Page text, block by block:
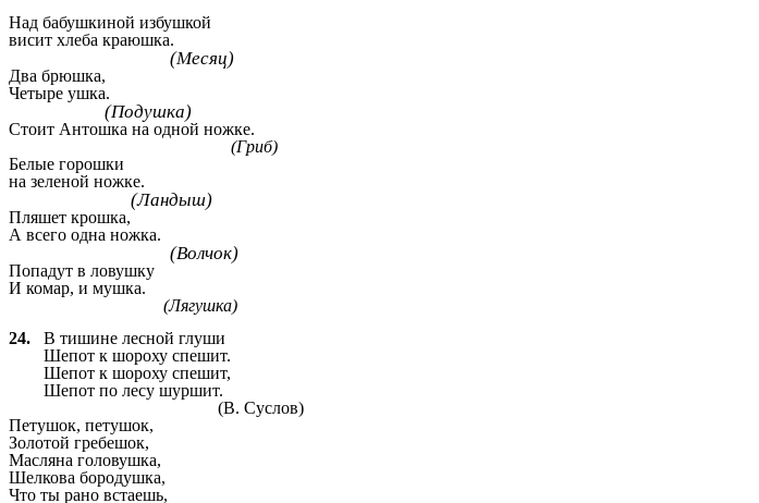
Над бабушкиной избушкой
висит хлеба краюшка.
(Месяц)
Два брюшка,
Четыре ушка.
(Подушка)
Стоит Антошка на одной ножке.
(Гриб)
Белые горошки
на зеленой ножке.
(Ландыш)
Пляшет крошка,
А всего одна ножка.
(Волчок)
Попадут в ловушку
И комар, и мушка.
(Лягушка)
24. В тишине лесной глуши
Шепот к шороху спешит.
Шепот к шороху спешит,
Шепот по лесу шуршит.
(В. Суслов)
Петушок, петушок,
Золотой гребешок,
Масляна головушка,
Шелкова бородушка,
Что ты рано встаешь,